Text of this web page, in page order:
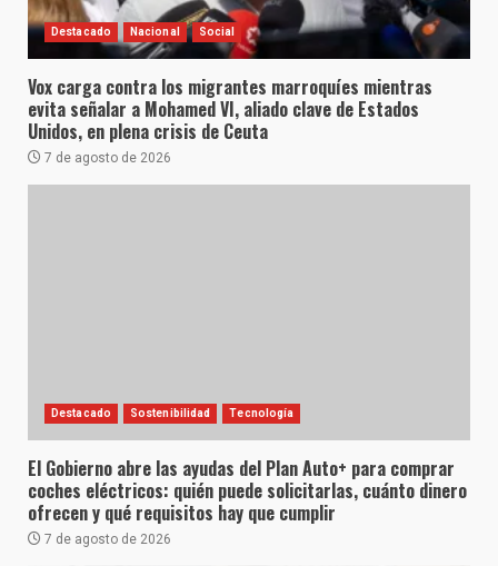
Destacado Nacional Social
Vox carga contra los migrantes marroquíes mientras
evita señalar a Mohamed VI, aliado clave de Estados
Unidos, en plena crisis de Ceuta
7 de agosto de 2026
Destacado Sostenibilidad Tecnología
El Gobierno abre las ayudas del Plan Auto+ para comprar
coches eléctricos: quién puede solicitarlas, cuánto dinero
ofrecen y qué requisitos hay que cumplir
7 de agosto de 2026